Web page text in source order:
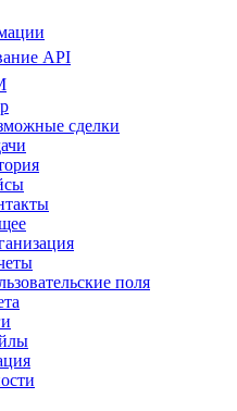
API
сделки
поля